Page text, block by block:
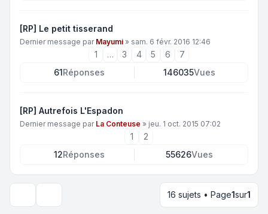
[RP] Le petit tisserand
Dernier message par Mayumi » sam. 6 févr. 2016 12:46
1 … 3 4 5 6
7
61Réponses 146035Vues
[RP] Autrefois L'Espadon
Dernier message par La Conteuse » jeu. 1 oct. 2015 07:02
1
2
12Réponses 55626Vues
16 sujets • Page1sur1